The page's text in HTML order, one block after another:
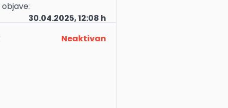
30.04.2025, 12:08 h
Neaktivan